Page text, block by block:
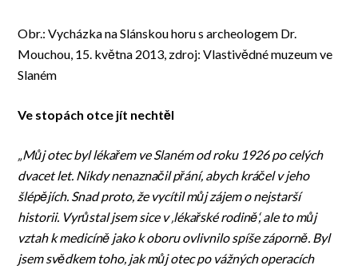
Obr.: Vycházka na Slánskou horu s archeologem Dr.
Mouchou, 15. května 2013, zdroj: Vlastivědné muzeum ve
Slaném
Ve stopách otce jít nechtěl
„Můj otec byl lékařem ve Slaném od roku 1926 po celých
dvacet let. Nikdy nenaznačil přání, abych kráčel v jeho
šlépějích. Snad proto, že vycítil můj zájem o nejstarší
historii. Vyrůstal jsem sice v ‚lékařské rodině‘, ale to můj
vztah k medicíně jako k oboru ovlivnilo spíše záporně. Byl
jsem svědkem toho, jak můj otec po vážných operacích